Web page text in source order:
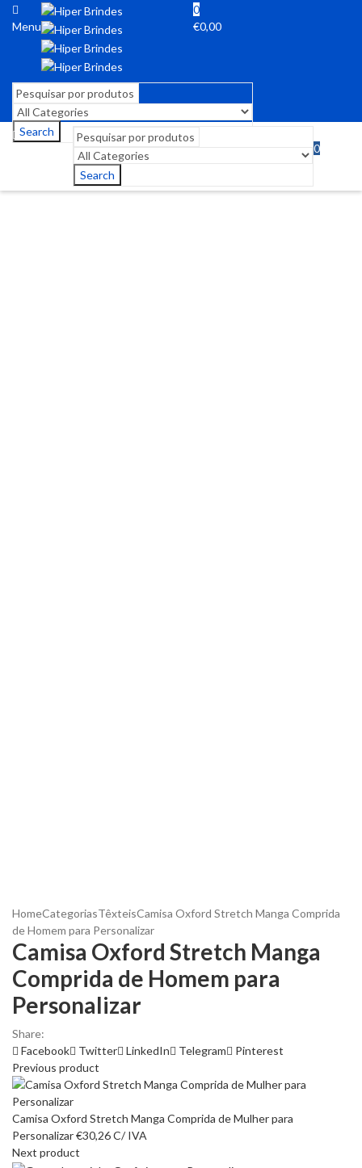
Menu
0
€0,00
Search
Search
0
HomeCategoriasTêxteisCamisa Oxford Stretch Manga Comprida
de Homem para Personalizar
Camisa Oxford Stretch Manga
Comprida de Homem para
Personalizar
Share:
Facebook
Twitter LinkedIn Telegram
Pinterest
Previous product
Camisa Oxford Stretch Manga Comprida de Mulher para
Personalizar€30,26C/ IVA
Next product